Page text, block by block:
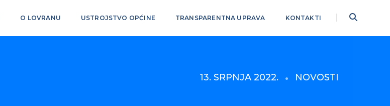
O LOVRANU USTROJSTVO OPĆINE TRANSPARENTNA UPRAVA KONTAKTI
13. SRPNJA 2022. NOVOSTI